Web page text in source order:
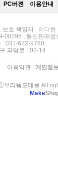
PC버젼 이용안내
호 책임자 : 이다현
00295 | 통신판매
: 031-622-9780
파담로 102-14
이용약관| 개인정
우리뜸도매몰 All
Make